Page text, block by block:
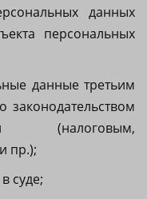
данных
персональных
данные третьим
законодательством
(налоговым,
пр.);
суде;